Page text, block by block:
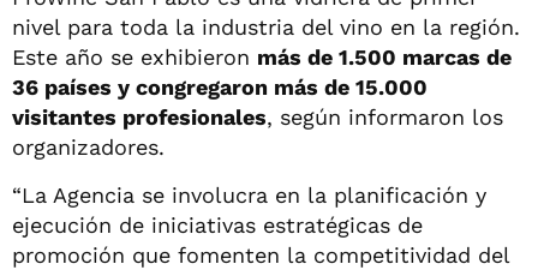
nivel para toda la industria del vino en la región.
Este año se exhibieron más de 1.500 marcas de
36 países y congregaron más de 15.000
visitantes profesionales, según informaron los
organizadores.
“La Agencia se involucra en la planificación y
ejecución de iniciativas estratégicas de
promoción que fomenten la competitividad del